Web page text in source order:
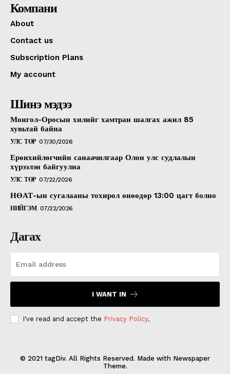
Компани
About
Contact us
Subscription Plans
My account
Шинэ мэдээ
Монгол-Оросын хилийг хамтран шалгах ажил 85
хувьтай байна
УЛС ТӨР 07/30/2026
Ерөнхийлөгчийн санаачилгаар Олон улс судлалын
хүрээлэн байгуулна
УЛС ТӨР 07/22/2026
НӨАТ-ын сугалааны тохирол өнөөдөр 13:00 цагт болно
НИЙГЭМ 07/22/2026
Дагах
I WANT IN
I've read and accept the Privacy Policy.
© 2021 tagDiv. All Rights Reserved. Made with Newspaper
Theme.